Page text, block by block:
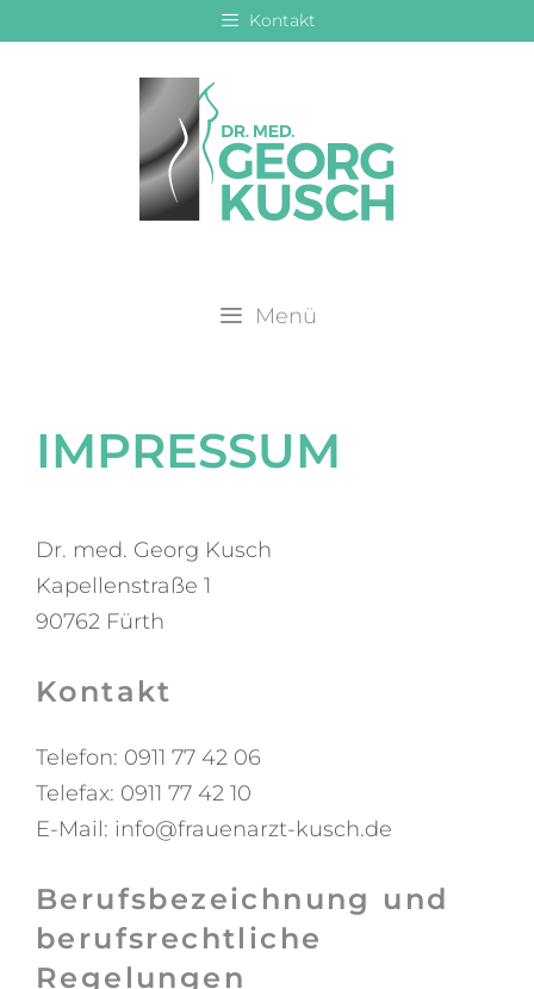
Kontakt
Menü
IMPRESSUM
Dr. med. Georg Kusch
Kapellenstraße 1
90762 Fürth
Kontakt
Telefon: 0911 77 42 06
Telefax: 0911 77 42 10
E-Mail: info@frauenarzt-kusch.de
Berufsbezeichnung und
berufsrechtliche
Regelungen